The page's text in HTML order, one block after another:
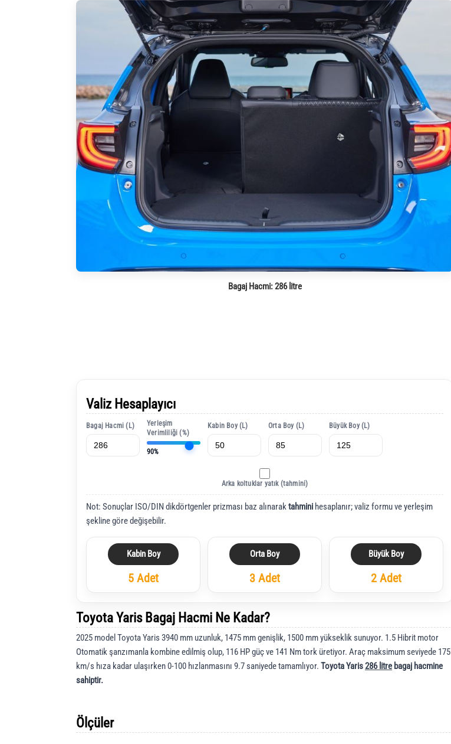
Bagaj Hacmi:286 litre
Valiz Hesaplayıcı
Bagaj Hacmi (L)
Yerleşim
Verimliliği (%)
90%
Kabin Boy (L) Orta Boy (L) Büyük Boy (L)
Arka koltuklar yatık (tahmini)
Not: Sonuçlar ISO/DIN dikdörtgenler prizması baz alınaraktahmini hesaplanır; valiz formu ve yerleşim
şekline göre değişebilir.
Kabin Boy
5 Adet
Orta Boy
3 Adet
Büyük Boy
2 Adet
Toyota Yaris Bagaj Hacmi Ne Kadar?
2025 model Toyota Yaris 3940 mm uzunluk, 1475 mm genişlik, 1500 mm yükseklik sunuyor. 1.5 Hibrit motor
Otomatik şanzımanla kombine edilmiş olup, 116 HP güç ve 141 Nm tork üretiyor. Araç maksimum seviyede 175
km/s hıza kadar ulaşırken 0-100 hızlanmasını 9.7 saniyede tamamlıyor. Toyota Yaris286 litre bagaj hacmine
sahiptir.
Ölçüler